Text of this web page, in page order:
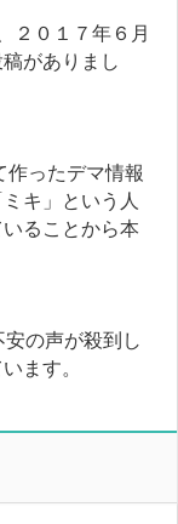
２０１７年６月
がありまし
ったデマ情報
キ」という人
ることから本
の声が殺到し
ます。